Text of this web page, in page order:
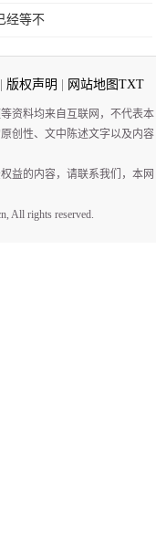
经等不
版权声明 网站地图TXT
资料均来自互联网，不代表本
创性、文中陈述文字以及内容
益的内容，请联系我们，本网
All rights reserved.